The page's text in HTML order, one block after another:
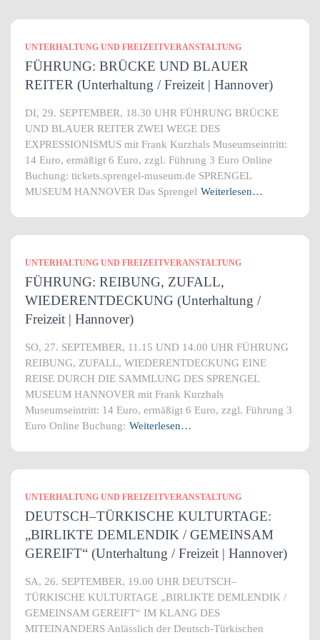
UNTERHALTUNG UND FREIZEITVERANSTALTUNG
FÜHRUNG: BRÜCKE UND BLAUER
REITER (Unterhaltung / Freizeit | Hannover)
DI, 29. SEPTEMBER, 18.30 UHR FÜHRUNG BRÜCKE
UND BLAUER REITER ZWEI WEGE DES
EXPRESSIONISMUS mit Frank Kurzhals Museumseintritt:
14 Euro, ermäßigt 6 Euro, zzgl. Führung 3 Euro Online
Buchung: tickets.sprengel-museum.de SPRENGEL
MUSEUM HANNOVER Das Sprengel Weiterlesen…
UNTERHALTUNG UND FREIZEITVERANSTALTUNG
FÜHRUNG: REIBUNG, ZUFALL,
WIEDERENTDECKUNG (Unterhaltung /
Freizeit | Hannover)
SO, 27. SEPTEMBER, 11.15 UND 14.00 UHR FÜHRUNG
REIBUNG, ZUFALL, WIEDERENTDECKUNG EINE
REISE DURCH DIE SAMMLUNG DES SPRENGEL
MUSEUM HANNOVER mit Frank Kurzhals
Museumseintritt: 14 Euro, ermäßigt 6 Euro, zzgl. Führung 3
Euro Online Buchung: Weiterlesen…
UNTERHALTUNG UND FREIZEITVERANSTALTUNG
DEUTSCH–TÜRKISCHE KULTURTAGE:
„BIRLIKTE DEMLENDIK / GEMEINSAM
GEREIFT“ (Unterhaltung / Freizeit | Hannover)
SA, 26. SEPTEMBER, 19.00 UHR DEUTSCH–
TÜRKISCHE KULTURTAGE „BIRLIKTE DEMLENDIK /
GEMEINSAM GEREIFT“ IM KLANG DES
MITEINANDERS Anlässlich der Deutsch-Türkischen